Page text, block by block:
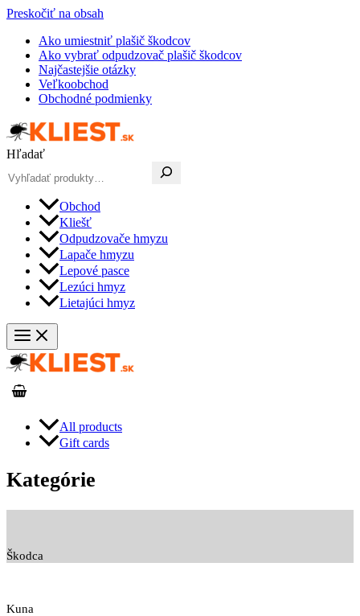
Preskočiť na obsah
Ako umiestniť plašič škodcov
Ako vybrať odpudzovač plašič škodcov
Najčastejšie otázky
Veľkoobchod
Obchodné podmienky
Hľadať
Obchod
Kliešť
Odpudzovače hmyzu
Lapače hmyzu
Lepové pasce
Lezúci hmyz
Lietajúci hmyz
All products
Gift cards
Kategórie
Škodca
Kuna